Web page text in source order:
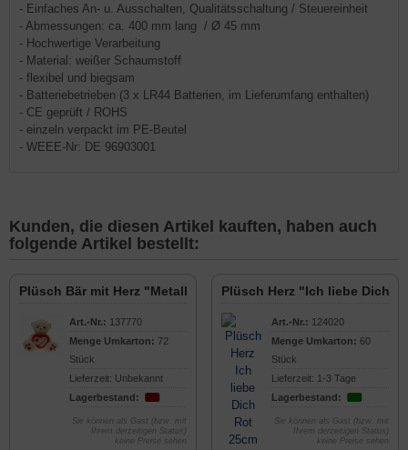
- Einfaches An- u. Ausschalten, Qualitätsschaltung / Steuereinheit
- Abmessungen: ca. 400 mm lang / Ø 45 mm
- Hochwertige Verarbeitung
- Material: weißer Schaumstoff
- flexibel und biegsam
- Batteriebetrieben (3 x LR44 Batterien, im Lieferumfang enthalten)
- CE geprüft / ROHS
- einzeln verpackt im PE-Beutel
- WEEE-Nr: DE 96903001
Kunden, die diesen Artikel kauften, haben auch
folgende Artikel bestellt:
Plüsch Bär mit Herz "Metallo-Rot" 20cm
Art.-Nr.: 137770
Menge Umkarton: 72
Stück
Lieferzeit: Unbekannt
Lagerbestand:
Sie können als Gast (bzw. mit
Ihrem derzeitigen Status)
keine Preise sehen
Plüsch Herz "Ich liebe Dich"
Art.-Nr.: 124020
Menge Umkarton: 60
Stück
Lieferzeit: 1-3 Tage
Lagerbestand:
Sie können als Gast (bzw. mit
Ihrem derzeitigen Status)
keine Preise sehen